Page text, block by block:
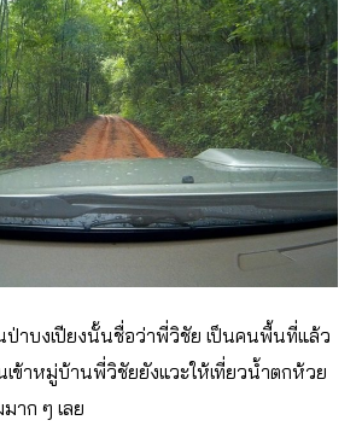
าบงเปียงนั้นชื่อว่าพี่วิชัย เป็นคนพื้นที่แล้ว
เข้าหมู่บ้านพี่วิชัยยังแวะให้เที่ยวน้ำตกห้วย
าก ๆ เลย